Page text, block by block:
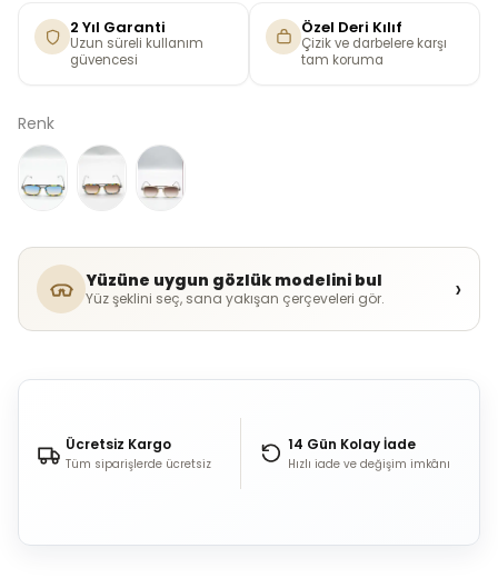
2 Yıl Garanti
Uzun süreli kullanım
güvencesi
Özel Deri Kılıf
Çizik ve darbelere karşı
tam koruma
Renk
Yüzüne uygun gözlük modelini bul
Yüz şeklini seç, sana yakışan çerçeveleri gör. ›
Ücretsiz Kargo
Tüm siparişlerde ücretsiz
14 Gün Kolay İade
Hızlı iade ve değişim imkânı